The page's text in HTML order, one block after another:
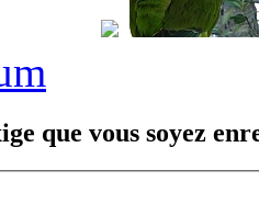
que vous soyez